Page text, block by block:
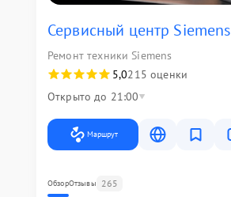
Сервисный центр Siemens
Ремонт техники Siemens
5,0215 оценки
Открыто до 21:00
Маршрут
ОбзорОтзывы 265